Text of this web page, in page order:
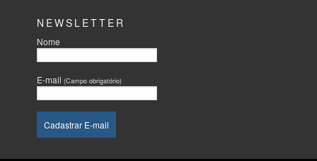
NEWSLETTER
Nome
E-mail(Campo obrigatório)